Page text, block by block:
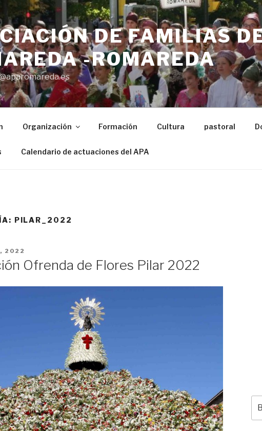
DE FAMILIAS
-ROMAREDA
Organización Formación Cultura pastoral
Calendario de actuaciones del APA
PILAR_2022
2022
Ofrenda de Flores Pilar 2022